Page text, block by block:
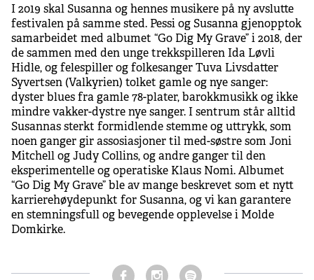
I 2019 skal Susanna og hennes musikere på ny avslutte
festivalen på samme sted. Pessi og Susanna gjenopptok
samarbeidet med albumet “Go Dig My Grave” i 2018, der
de sammen med den unge trekkspilleren Ida Løvli
Hidle, og felespiller og folkesanger Tuva Livsdatter
Syvertsen (Valkyrien) tolket gamle og nye sanger:
dyster blues fra gamle 78-plater, barokkmusikk og ikke
mindre vakker-dystre nye sanger. I sentrum står alltid
Susannas sterkt formidlende stemme og uttrykk, som
noen ganger gir assosiasjoner til med-søstre som Joni
Mitchell og Judy Collins, og andre ganger til den
eksperimentelle og operatiske Klaus Nomi. Albumet
“Go Dig My Grave” ble av mange beskrevet som et nytt
karrierehøydepunkt for Susanna, og vi kan garantere
en stemningsfull og bevegende opplevelse i Molde
Domkirke.